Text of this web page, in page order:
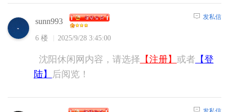
sunn993
6 楼 2025/9/28 3:45:00
发私信
沈阳休闲网内容，请选择 【注册】 或者 【登
陆】
后阅览！